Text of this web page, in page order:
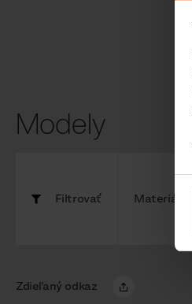
Modely
Filtrovať Materiály
Zdieľaný odkaz